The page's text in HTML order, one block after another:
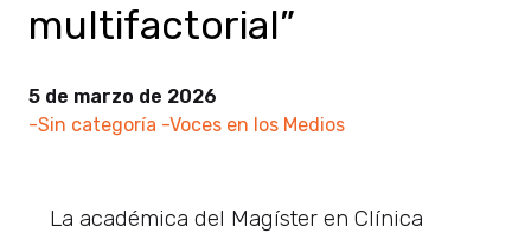
multifactorial”
5 de marzo de 2026
-Sin categoría -Voces en los Medios
La académica del Magíster en Clínica